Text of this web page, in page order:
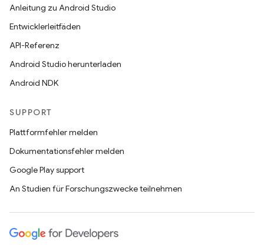
Anleitung zu Android Studio
Entwicklerleitfäden
API-Referenz
Android Studio herunterladen
Android NDK
SUPPORT
Plattformfehler melden
Dokumentationsfehler melden
Google Play support
An Studien für Forschungszwecke teilnehmen